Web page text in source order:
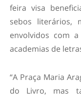
feira visa
sebos literários,
envolvidos com
academias de
“A Praça Maria
do Livro, mas